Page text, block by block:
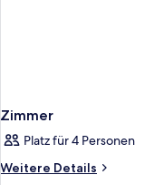
Zimmer
Platz für 4 Personen
Weitere Details
Weitere